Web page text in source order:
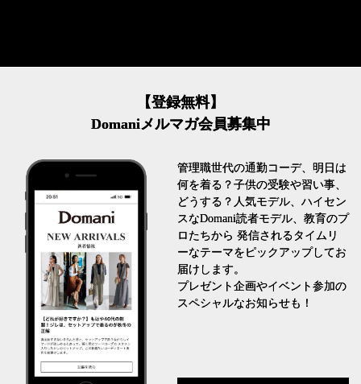
【登録無料】
Domaniメルマガ会員募集中
管理職世代の通勤コーデ、明日は
何を着る？子供の受験や習い事、
どうする？人気モデル、ハイセン
スなDomani読者モデル、教育のプ
ロたちから 発信されるタイムリ
ーなテーマをピックアップしてお
届けします。
プレゼント企画やイベント参加の
スペシャルなお知らせも！